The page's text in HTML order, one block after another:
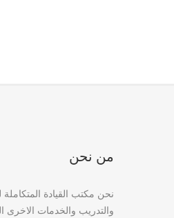
من نحن
نحن مكتب القيادة
والتدريب والخدمات